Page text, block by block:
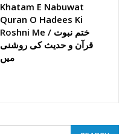
Khatam E Nabuwat
Quran O Hadees Ki
Roshni Me / ختم نبوت
قرآن و حدیث کی روشنی
میں